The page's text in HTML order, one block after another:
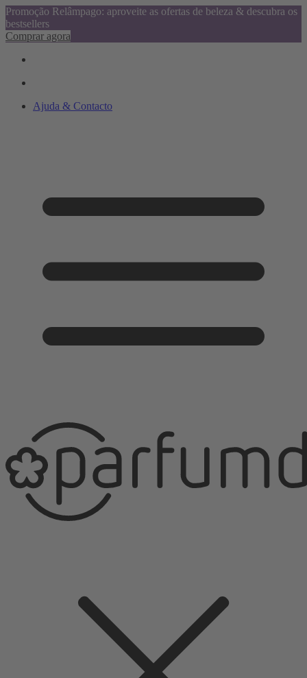
Promoção Relâmpago: aproveite as ofertas de beleza & descubra os
bestsellers
Comprar agora
Ajuda & Contacto